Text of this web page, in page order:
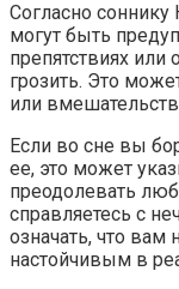
Согласно соннику
могут быть
препятствиях или
грозить. Это
или
Если во сне вы
ее, это может
преодолевать
справляетесь с
означать, что
настойчивым в